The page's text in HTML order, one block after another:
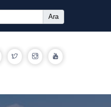
Ara
FacebookTwitter Instagram